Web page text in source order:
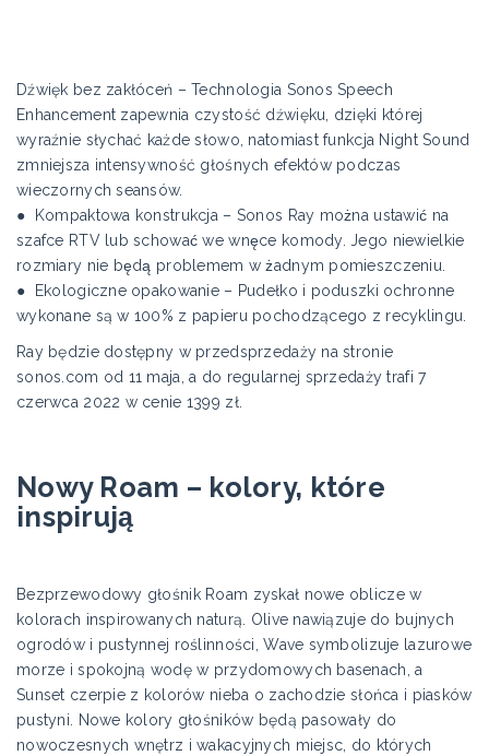
Dźwięk bez zakłóceń – Technologia Sonos Speech
Enhancement zapewnia czystość dźwięku, dzięki której
wyraźnie słychać każde słowo, natomiast funkcja Night Sound
zmniejsza intensywność głośnych efektów podczas
wieczornych seansów.
● Kompaktowa konstrukcja – Sonos Ray można ustawić na
szafce RTV lub schować we wnęce komody. Jego niewielkie
rozmiary nie będą problemem w żadnym pomieszczeniu.
● Ekologiczne opakowanie – Pudełko i poduszki ochronne
wykonane są w 100% z papieru pochodzącego z recyklingu.
Ray będzie dostępny w przedsprzedaży na stronie
sonos.com od 11 maja, a do regularnej sprzedaży trafi 7
czerwca 2022 w cenie 1399 zł.
Nowy Roam – kolory, które
inspirują
Bezprzewodowy głośnik Roam zyskał nowe oblicze w
kolorach inspirowanych naturą. Olive nawiązuje do bujnych
ogrodów i pustynnej roślinności, Wave symbolizuje lazurowe
morze i spokojną wodę w przydomowych basenach, a
Sunset czerpie z kolorów nieba o zachodzie słońca i piasków
pustyni. Nowe kolory głośników będą pasowały do
nowoczesnych wnętrz i wakacyjnych miejsc, do których